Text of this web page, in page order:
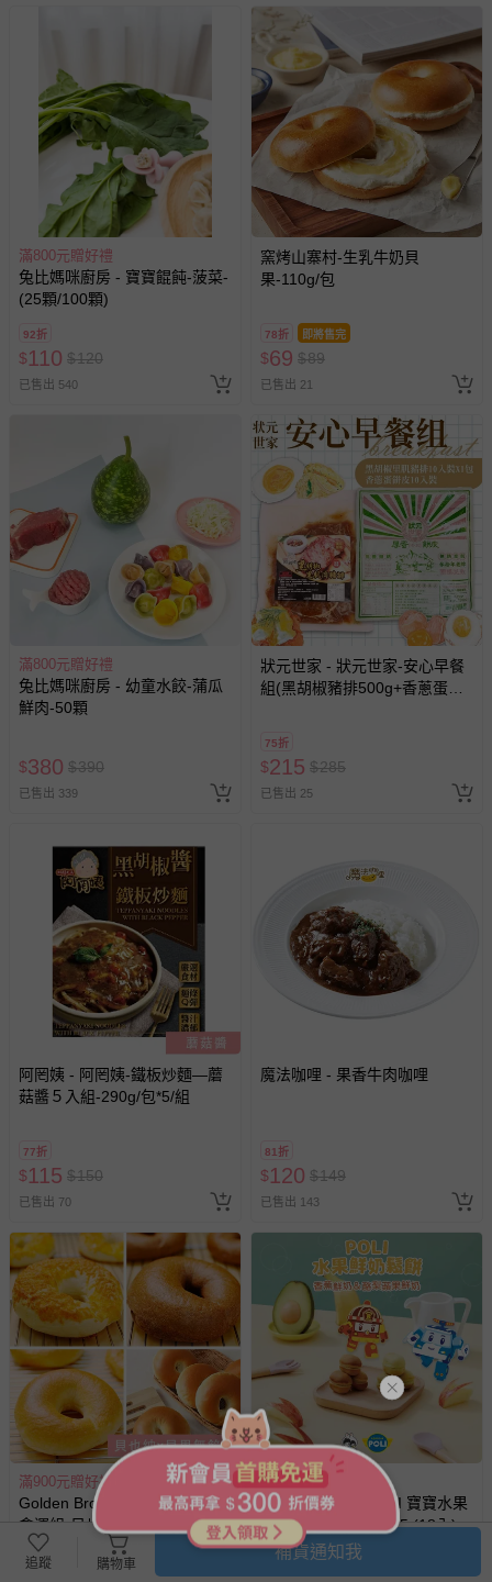
滿800元贈好禮
兔比媽咪廚房 - 寶寶餛飩-菠菜-
(25顆/100顆)
92折
$110 $120
已售出 540
窯烤山寨村-生乳牛奶貝
果-110g/包
78折 即將售完
$69 $89
已售出 21
滿800元贈好禮
兔比媽咪廚房 - 幼童水餃-蒲瓜
鮮肉-50顆
$380 $390
已售出 339
狀元世家 - 狀元世家-安心早餐
組(黑胡椒豬排500g+香蔥蛋餅
75折
$215 $285
已售出 25
阿罔姨 - 阿罔姨-鐵板炒麵—蘑
菇醬５入組-290g/包*5/組
77折
$115 $150
已售出 70
魔法咖哩 - 果香牛肉咖哩
81折
$120 $149
已售出 143
滿900元贈好禮，滿1300元贈好禮
Golden Brown 布朗主廚 - 8入
含運組-貝也納x貝果無餡組-貝
也納(原味奶香x2),貝果(經典黃
金x2+義式可可x2+脆皮起司x2)
91折
滿800元贈好禮
兔比媽咪廚房 - POLI 寶寶水果
鮮奶鬆餅-140公克士5 (18入)
追蹤 購物車
補貨通知我